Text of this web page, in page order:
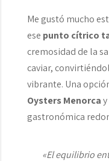
Me gustó mucho
ese punto cítrico
cremosidad de la
caviar,
vibrante. Una
Oysters Menorca
gastronómica
«El equilibrio